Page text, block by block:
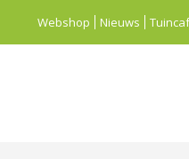
Webshop Nieuws